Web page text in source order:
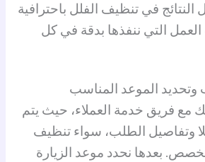
في تنظيف الفلل باحترافية
التي ننفذها بدقة في كل
مع فريق خدمة العملاء، حيث يتم
وتفاصيل الطلب، سواء تنظيف
بعدها نحدد موعد الزيارة